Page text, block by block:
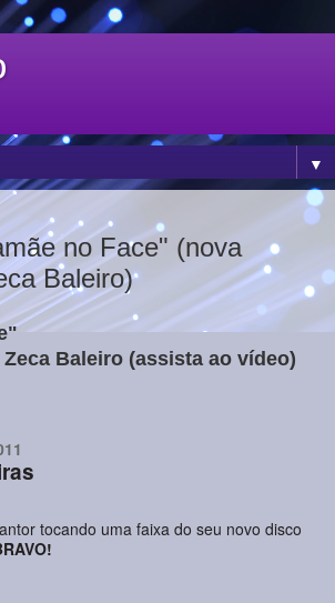
▼
no Face" (nova
Baleiro)
Baleiro (assista ao vídeo)
tocando uma faixa do seu novo disco